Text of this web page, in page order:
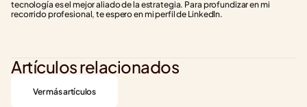
tecnología es el mejor aliado de la estrategia. Para profundizar en mi
recorrido profesional, te espero en mi perfil de LinkedIn.
Artículos relacionados
Ver más artículos